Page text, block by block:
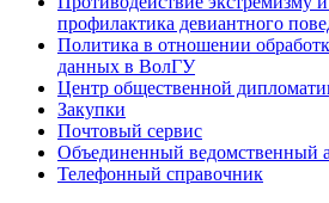
профилактика девиантного
Политика в отношении
данных в ВолГУ
Центр общественной
Закупки
Почтовый сервис
Объединенный ведомственный
Телефонный справочник